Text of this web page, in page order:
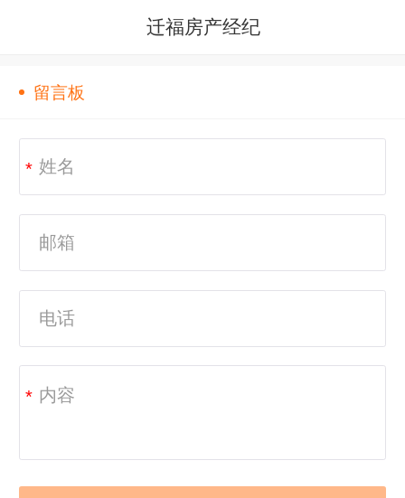
迁福房产经纪
留言板
*
*